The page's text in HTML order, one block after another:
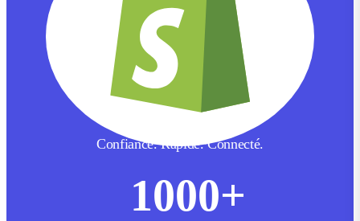
Confiance. Rapide. Connecté.
1000+